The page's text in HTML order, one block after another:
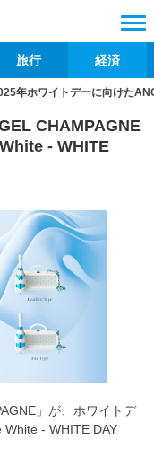
旅行 経済
年ホワイトデーに向けた
CHAMPAGNE
- WHITE
」が、ホワイトデ
White - WHITE DAY